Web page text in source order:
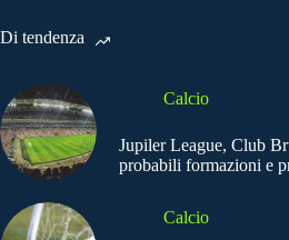
Di tendenza
Calcio
Jupiler League, Club
probabili formazioni e
Calcio